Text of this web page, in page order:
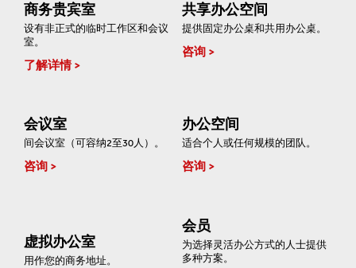
商务贵宾室
设有非正式的临时工作区和会议
室。
了解详情
共享办公空间
提供固定办公桌和共用办公桌。
咨询
会议室
间会议室（可容纳2至30人）。
咨询
办公空间
适合个人或任何规模的团队。
咨询
虚拟办公室
用作您的商务地址。
会员
为选择灵活办公方式的人士提供
多种方案。